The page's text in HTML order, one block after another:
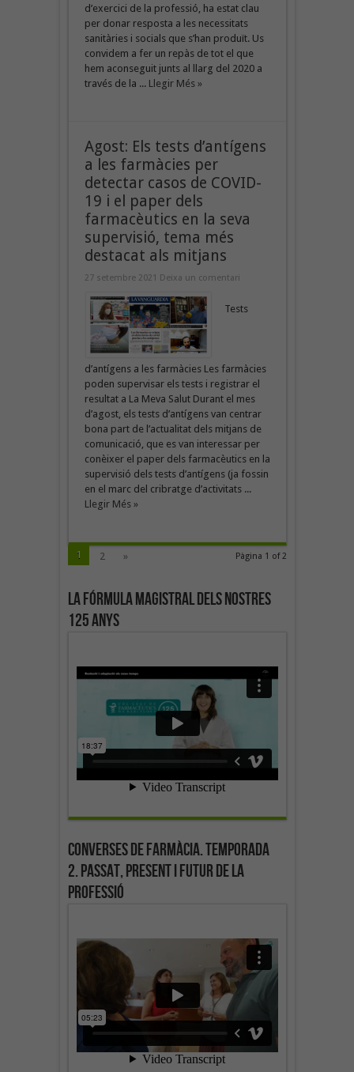
d’exercici de la professió, ha estat clau
per donar resposta a les necessitats
sanitàries i socials que s’han produït. Us
convidem a fer un repàs de tot el que
hem aconseguit junts al llarg del 2020 a
través de la ... Llegir Més »
Agost: Els tests d’antígens
a les farmàcies per
detectar casos de COVID-
19 i el paper dels
farmacèutics en la seva
supervisió, tema més
destacat als mitjans
27 setembre 2021 Deixa un comentari
Tests
d’antígens a les farmàcies Les farmàcies
poden supervisar els tests i registrar el
resultat a La Meva Salut Durant el mes
d’agost, els tests d’antígens van centrar
bona part de l’actualitat dels mitjans de
comunicació, que es van interessar per
conèixer el paper dels farmacèutics en la
supervisió dels tests d’antígens (ja fossin
en el marc del cribratge d’activitats ...
Llegir Més »
Pàgina 1 of 2
1 2 »
La fórmula magistral dels nostres
125 anys
Converses de farmàcia. Temporada
2. Passat, present i futur de la
professió